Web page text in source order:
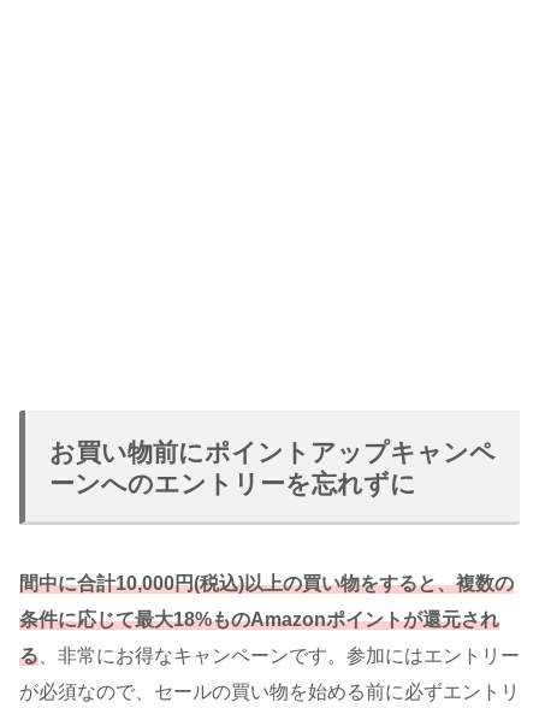
お買い物前にポイントアップキャンペ
ーンへのエントリーを忘れずに
間中に合計10,000円(税込)以上の買い物をすると、複数の
条件に応じて最大18%ものAmazonポイントが還元され
る 、非常にお得なキャンペーンです。参加にはエントリー
が必須なので、セールの買い物を始める前に必ずエントリ